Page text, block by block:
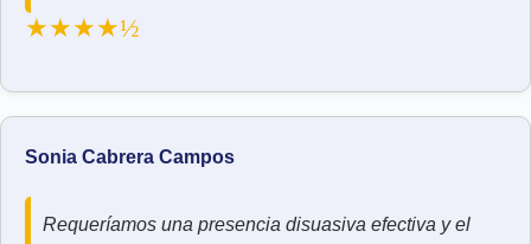
★★★★½
Sonia Cabrera Campos
Requeríamos una presencia disuasiva efectiva y el